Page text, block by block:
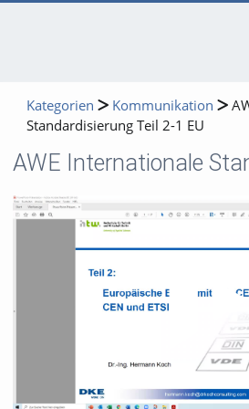
Kategorien Kommunikation
Standardisierung Teil 2-1 EU